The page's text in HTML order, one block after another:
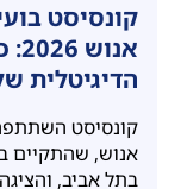
קונסיסט
הדיגיטלית
אנוש, שהתקיים